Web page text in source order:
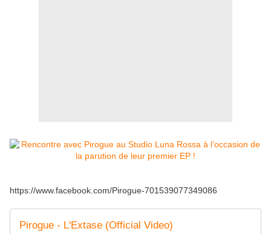
https://www.facebook.com/Pirogue-701539077349086
Pirogue - L'Extase (Official Video)